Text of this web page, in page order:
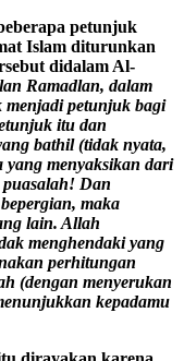
petunjuk
Islam diturunkan
didalam Al-
Ramadlan, dalam
petunjuk bagi
itu dan
bathil (tidak nyata,
menyaksikan dari
Dan
maka
lain. Allah
menghendaki yang
perhitungan
(dengan menyerukan
kepadamu